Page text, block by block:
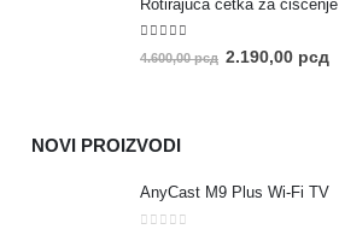
Rotirajuća četka za čišćenje
5.00out of 5
4.600,00рсд 2.190,00 рсд
NOVI PROIZVODI
AnyCast M9 Plus Wi-Fi TV